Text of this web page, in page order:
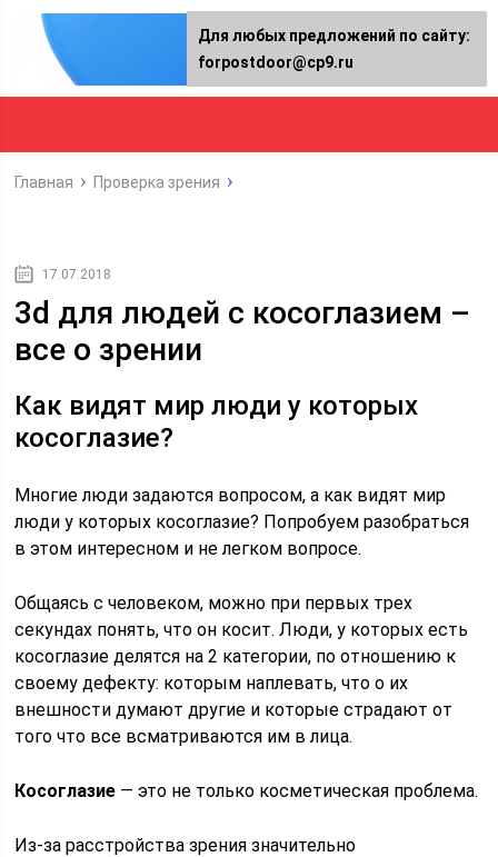
Главная Проверка зрения
17.07.2018
3d для людей с косоглазием –
все о зрении
Как видят мир люди у которых
косоглазие?
Многие люди задаются вопросом, а как видят мир
люди у которых косоглазие? Попробуем разобраться
в этом интересном и не легком вопросе.
Общаясь с человеком, можно при первых трех
секундах понять, что он косит. Люди, у которых есть
косоглазие делятся на 2 категории, по отношению к
своему дефекту: которым наплевать, что о их
внешности думают другие и которые страдают от
того что все всматриваются им в лица.
Косоглазие — это не только косметическая проблема.
Из-за расстройства зрения значительно
Для любых предложений по сайту:
forpostdoor@cp9.ru